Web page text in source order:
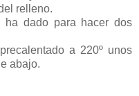
relleno.
ha dado para hacer dos
a 220º unos
abajo.